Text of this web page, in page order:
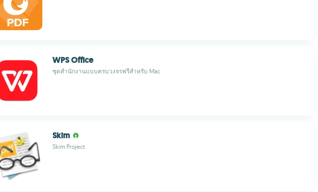
WPS Office
ชุดสำนักงานแบบครบวงจรฟรีสำหรับ Mac
Skim
Skim Project